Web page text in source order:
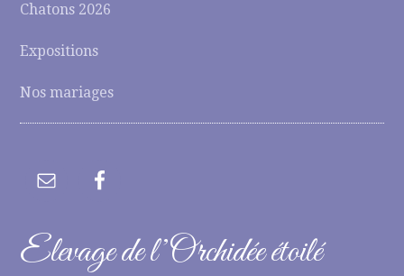
Chatons 2026
Expositions
Nos mariages
Elevage de l’Orchidée étoilé